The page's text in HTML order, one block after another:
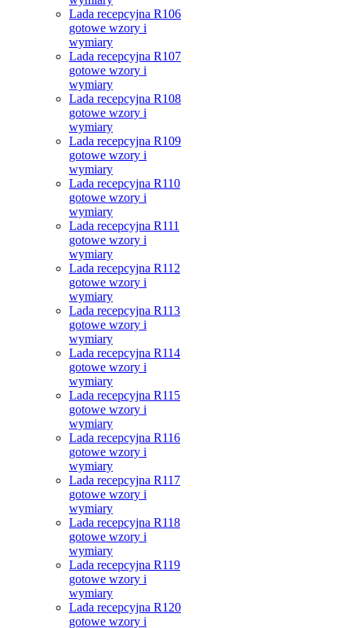
Lada recepcyjna R106
gotowe wzory i
wymiary
Lada recepcyjna R107
gotowe wzory i
wymiary
Lada recepcyjna R108
gotowe wzory i
wymiary
Lada recepcyjna R109
gotowe wzory i
wymiary
Lada recepcyjna R110
gotowe wzory i
wymiary
Lada recepcyjna R111
gotowe wzory i
wymiary
Lada recepcyjna R112
gotowe wzory i
wymiary
Lada recepcyjna R113
gotowe wzory i
wymiary
Lada recepcyjna R114
gotowe wzory i
wymiary
Lada recepcyjna R115
gotowe wzory i
wymiary
Lada recepcyjna R116
gotowe wzory i
wymiary
Lada recepcyjna R117
gotowe wzory i
wymiary
Lada recepcyjna R118
gotowe wzory i
wymiary
Lada recepcyjna R119
gotowe wzory i
wymiary
Lada recepcyjna R120
gotowe wzory i